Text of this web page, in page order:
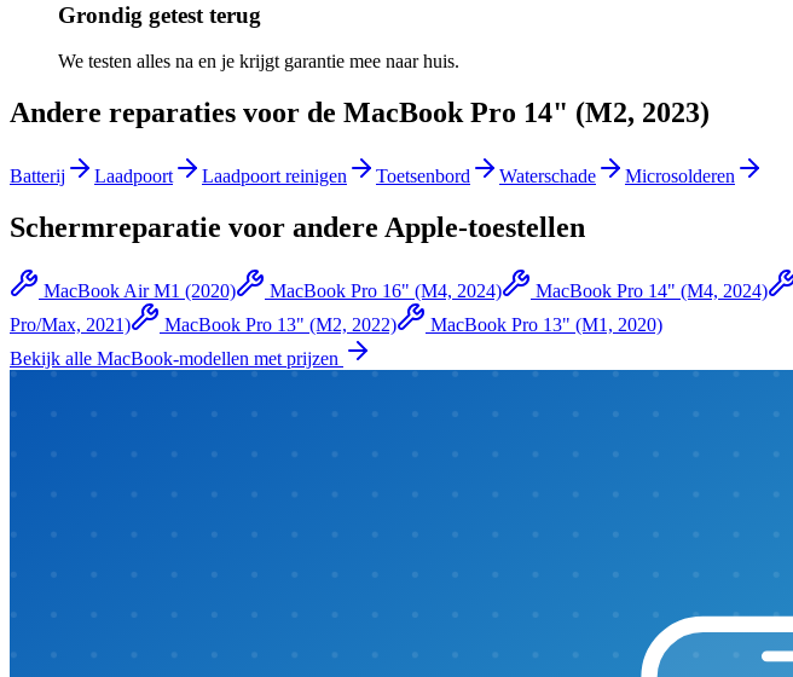
Grondig getest terug
We testen alles na en je krijgt garantie mee naar huis.
Andere reparaties voor de MacBook Pro 14" (M2, 2023)
Batterij Laadpoort Laadpoort reinigen Toetsenbord Waterschade Microsolderen
Schermreparatie voor andere Apple-toestellen
MacBook Air M1 (2020) MacBook Pro 16" (M4, 2024) MacBook Pro 14" (M4, 2024)
Pro/Max, 2021)
MacBook Pro 13" (M2, 2022)
MacBook Pro 13" (M1, 2020)
Bekijk alle MacBook-modellen met prijzen